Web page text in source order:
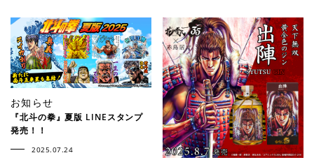
お知らせ
『北斗の拳』夏版 LINEスタンプ
発売！！
2025.07.24